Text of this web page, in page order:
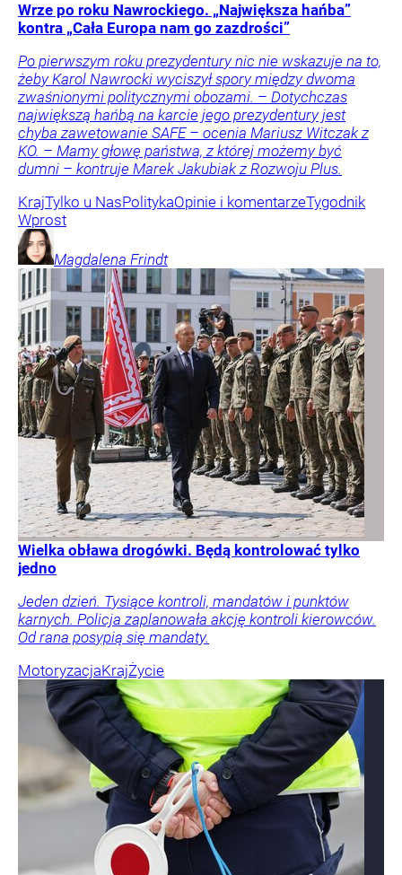
Wrze po roku Nawrockiego. „Największa hańba”
kontra „Cała Europa nam go zazdrości”
Po pierwszym roku prezydentury nic nie wskazuje na to,
żeby Karol Nawrocki wyciszył spory między dwoma
zwaśnionymi politycznymi obozami. – Dotychczas
największą hańbą na karcie jego prezydentury jest
chyba zawetowanie SAFE – ocenia Mariusz Witczak z
KO. – Mamy głowę państwa, z której możemy być
dumni – kontruje Marek Jakubiak z Rozwoju Plus.
KrajTylko u NasPolitykaOpinie i komentarzeTygodnik
Wprost
Magdalena Frindt
Wielka obława drogówki. Będą kontrolować tylko
jedno
Jeden dzień. Tysiące kontroli, mandatów i punktów
karnych. Policja zaplanowała akcję kontroli kierowców.
Od rana posypią się mandaty.
MotoryzacjaKrajŻycie